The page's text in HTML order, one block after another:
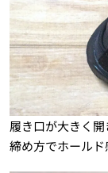
履き口が大きく
締め方でホールド